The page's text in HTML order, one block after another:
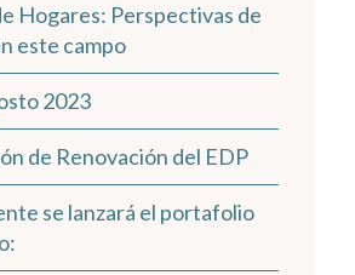
Hogares: Perspectivas de
este campo
2023
de Renovación del EDP
se lanzará el portafolio